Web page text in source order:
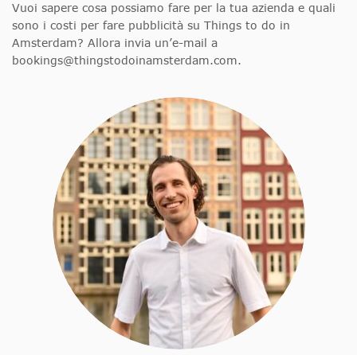
Vuoi sapere cosa possiamo fare per la tua azienda e quali
sono i costi per fare pubblicità su Things to do in
Amsterdam? Allora invia un’e-mail a
bookings@thingstodoinamsterdam.com.